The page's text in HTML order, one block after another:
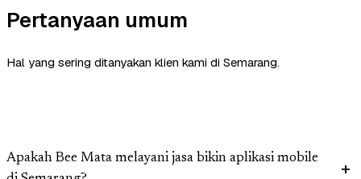
Pertanyaan umum
Hal yang sering ditanyakan klien kami di Semarang.
Apakah Bee Mata melayani jasa bikin aplikasi mobile